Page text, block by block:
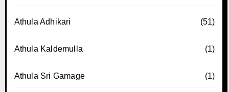
Athula Adhikari (51)
Athula Kaldemulla (1)
Athula Sri Gamage (1)